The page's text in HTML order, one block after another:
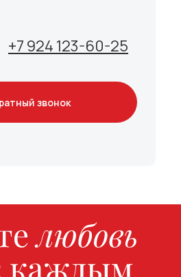
+7 924 123-60-25
звонок